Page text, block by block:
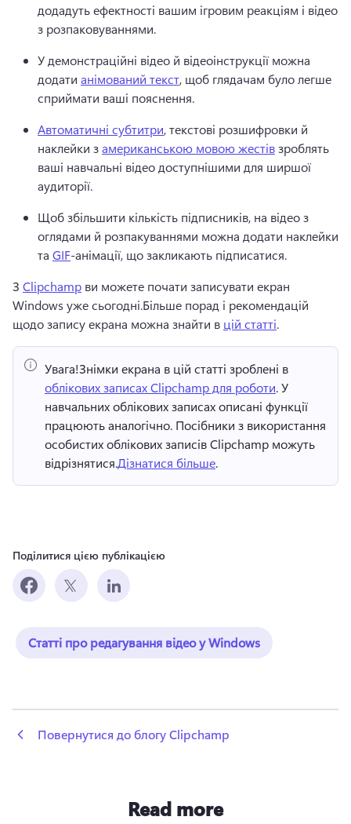
додадуть ефектності вашим ігровим реакціям і відео
з розпаковуваннями.
У демонстраційні відео й відеоінструкції можна
додати анімований текст, щоб глядачам було легше
сприймати ваші пояснення.
Автоматичні субтитри, текстові розшифровки й
наклейки з американською мовою жестів зроблять
ваші навчальні відео доступнішими для ширшої
аудиторії.
Щоб збільшити кількість підписників, на відео з
оглядами й розпакуваннями можна додати наклейки
та GIF-анімації, що закликають підписатися.
З Clipchamp ви можете почати записувати екран
Windows уже сьогодні.Більше порад і рекомендацій
щодо запису екрана можна знайти в цій статті.
Увага!
облікових записах Clipchamp для роботи. У
навчальних облікових записах описані функції
працюють аналогічно. Посібники з використання
особистих облікових записів Clipchamp можуть
відрізнятися.Дізнатися більше.
Поділитися цією публікацією
Статті про редагування відео у Windows
Повернутися до блогу Clipchamp
Read more